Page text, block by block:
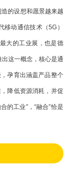
的设想和愿景越来越
动通信技术（5G）
大的工业展，也是德
这一概念，核心是通
孕育出涵盖产品整个
降低资源消耗，并促
的工业”，“融合”恰是